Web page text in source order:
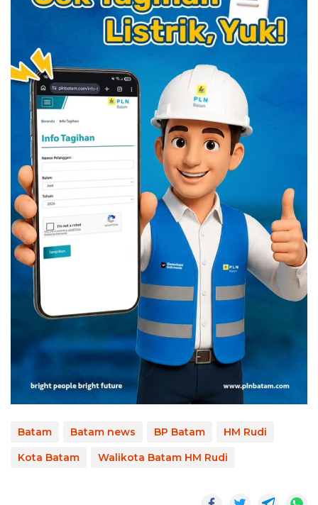
Batam Batam news BP Batam
HM Rudi
Kota Batam
Walikota Batam HM Rudi